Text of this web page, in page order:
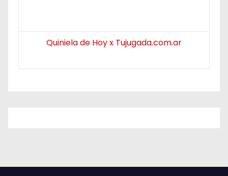
Quiniela de Hoy x Tujugada.com.ar